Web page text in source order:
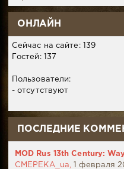
ОНЛАЙН
Сейчас на сайте: 139
Гостей: 137
Пользователи:
- отсутствуют
ПОСЛЕДНИЕ
MOD Rus 13th Century:
CMEPEKA_ua,
1 февраля